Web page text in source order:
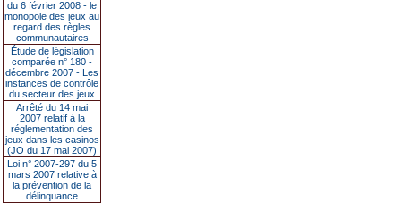
du 6 février 2008 - le
monopole des jeux au
regard des règles
communautaires
Étude de législation
comparée n° 180 -
décembre 2007 - Les
instances de contrôle
du secteur des jeux
Arrêté du 14 mai
2007 relatif à la
réglementation des
jeux dans les casinos
(JO du 17 mai 2007)
Loi n° 2007-297 du 5
mars 2007 relative à
la prévention de la
délinquance